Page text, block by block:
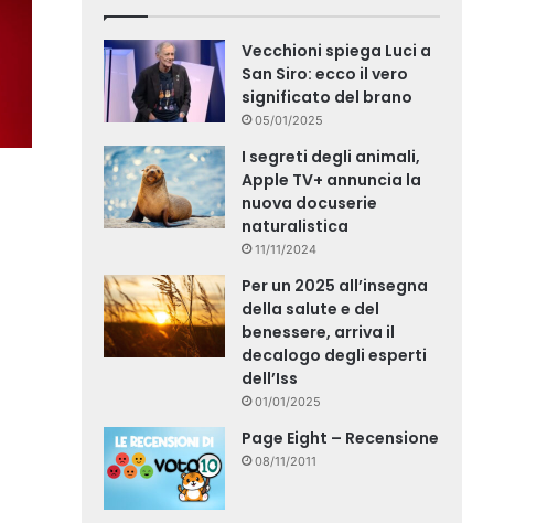
Vecchioni spiega Luci a
San Siro: ecco il vero
significato del brano
05/01/2025
I segreti degli animali,
Apple TV+ annuncia la
nuova docuserie
naturalistica
11/11/2024
Per un 2025 all’insegna
della salute e del
benessere, arriva il
decalogo degli esperti
dell’Iss
01/01/2025
Page Eight – Recensione
08/11/2011